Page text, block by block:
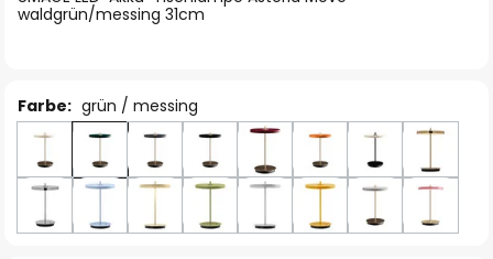
waldgrün/messing 31cm
Farbe: grün / messing